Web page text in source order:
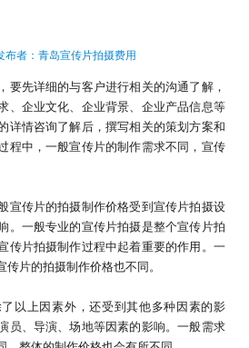
布者：青岛宣传片拍摄费用
要先详细的与客户进行相关的沟通了解，
、企业文化、企业背景、企业产品信息等
详情咨询了解后，撰写相关的策划方案和
程中，一般宣传片的制作需求不同，宣传
宣传片的拍摄制作价格受到宣传片拍摄设
。一般专业的宣传片拍摄是整个宣传片拍
传片拍摄制作过程中起着重要的作用。一
传片的拍摄制作价格也不同。
以上因素外，还受到其他多种因素的影
员、导演、场地等因素的影响。一般需求